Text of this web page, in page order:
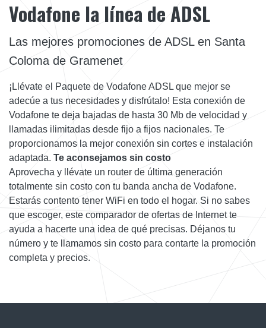
Vodafone la línea de ADSL
Las mejores promociones de ADSL en Santa
Coloma de Gramenet
¡Llévate el Paquete de Vodafone ADSL que mejor se
adecúe a tus necesidades y disfrútalo! Esta conexión de
Vodafone te deja bajadas de hasta 30 Mb de velocidad y
llamadas ilimitadas desde fijo a fijos nacionales. Te
proporcionamos la mejor conexión sin cortes e instalación
adaptada. Te aconsejamos sin costo
Aprovecha y llévate un router de última generación
totalmente sin costo con tu banda ancha de Vodafone.
Estarás contento tener WiFi en todo el hogar. Si no sabes
que escoger, este comparador de ofertas de Internet te
ayuda a hacerte una idea de qué precisas. Déjanos tu
número y te llamamos sin costo para contarte la promoción
completa y precios.